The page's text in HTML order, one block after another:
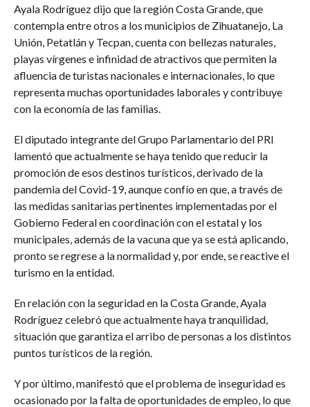
Ayala Rodríguez dijo que la región Costa Grande, que
contempla entre otros a los municipios de Zihuatanejo, La
Unión, Petatlán y Tecpan, cuenta con bellezas naturales,
playas vírgenes e infinidad de atractivos que permiten la
afluencia de turistas nacionales e internacionales, lo que
representa muchas oportunidades laborales y contribuye
con la economía de las familias.
El diputado integrante del Grupo Parlamentario del PRI
lamentó que actualmente se haya tenido que reducir la
promoción de esos destinos turísticos, derivado de la
pandemia del Covid-19, aunque confío en que, a través de
las medidas sanitarias pertinentes implementadas por el
Gobierno Federal en coordinación con el estatal y los
municipales, además de la vacuna que ya se está aplicando,
pronto se regrese a la normalidad y, por ende, se reactive el
turismo en la entidad.
En relación con la seguridad en la Costa Grande, Ayala
Rodríguez celebró que actualmente haya tranquilidad,
situación que garantiza el arribo de personas a los distintos
puntos turísticos de la región.
Y por último, manifestó que el problema de inseguridad es
ocasionado por la falta de oportunidades de empleo, lo que